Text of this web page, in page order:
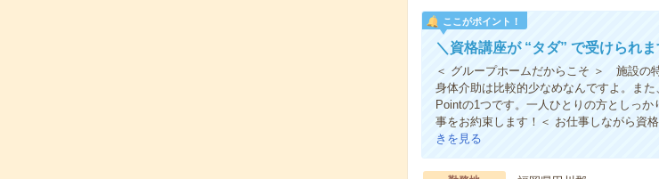
ここがポイント！
＼資格講座が “タダ” で受けられ
＜ グループホームだからこそ ＞ 施設の
身体介助は比較的少なめなんですよ。ま
Pointの1つです。一人ひとりの方としっ
事をお約束します！＜ お仕事しながら
きを見る